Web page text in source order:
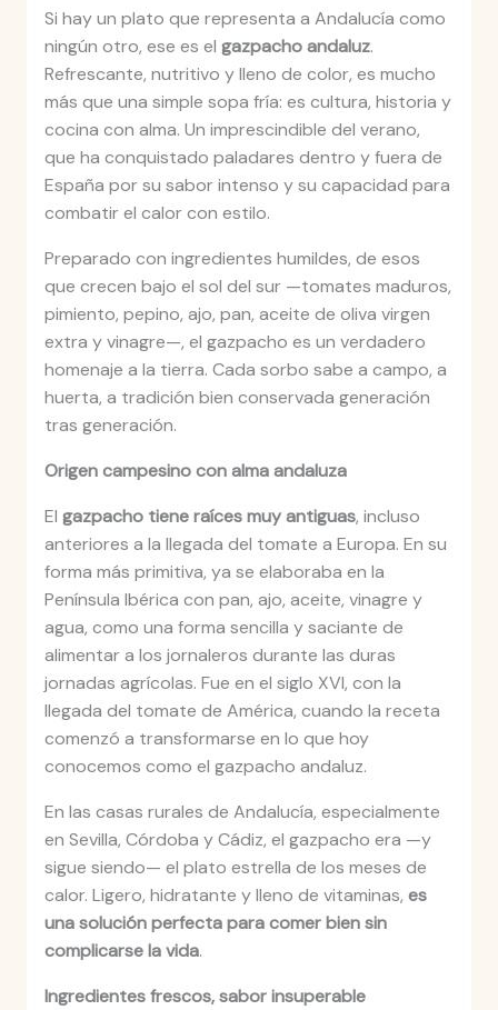
Si hay un plato que representa a Andalucía como
ningún otro, ese es el gazpacho andaluz.
Refrescante, nutritivo y lleno de color, es mucho
más que una simple sopa fría: es cultura, historia y
cocina con alma. Un imprescindible del verano,
que ha conquistado paladares dentro y fuera de
España por su sabor intenso y su capacidad para
combatir el calor con estilo.
Preparado con ingredientes humildes, de esos
que crecen bajo el sol del sur —tomates maduros,
pimiento, pepino, ajo, pan, aceite de oliva virgen
extra y vinagre—, el gazpacho es un verdadero
homenaje a la tierra. Cada sorbo sabe a campo, a
huerta, a tradición bien conservada generación
tras generación.
Origen campesino con alma andaluza
El gazpacho tiene raíces muy antiguas, incluso
anteriores a la llegada del tomate a Europa. En su
forma más primitiva, ya se elaboraba en la
Península Ibérica con pan, ajo, aceite, vinagre y
agua, como una forma sencilla y saciante de
alimentar a los jornaleros durante las duras
jornadas agrícolas. Fue en el siglo XVI, con la
llegada del tomate de América, cuando la receta
comenzó a transformarse en lo que hoy
conocemos como el gazpacho andaluz.
En las casas rurales de Andalucía, especialmente
en Sevilla, Córdoba y Cádiz, el gazpacho era —y
sigue siendo— el plato estrella de los meses de
calor. Ligero, hidratante y lleno de vitaminas, es
una solución perfecta para comer bien sin
complicarse la vida.
Ingredientes frescos, sabor insuperable